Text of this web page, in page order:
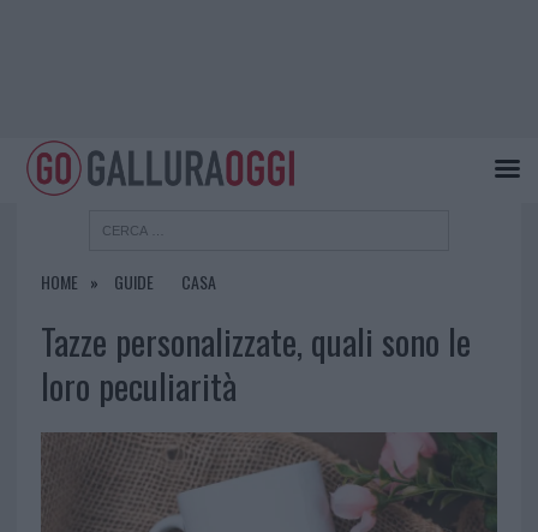
HOME GUIDE CASA
Tazze personalizzate, quali sono le
loro peculiarità